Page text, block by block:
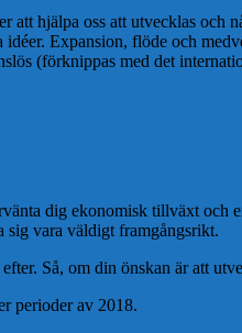
hjälpa oss att utvecklas
Expansion, flöde och
(förknippas med det
dig ekonomisk tillväxt
sig vara väldigt framgångsrikt.
Så, om din önskan är att
perioder av 2018.